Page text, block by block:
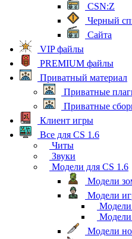
CSN:Z
Черный
Сайта
VIP файлы
PREMIUM файлы
Приватный материал
Приватные
Приватные
Клиент игры
Все для CS 1.6
Читы
Звуки
Модели для CS 1.6
Модели
Модели
Модели
Модели
Модели